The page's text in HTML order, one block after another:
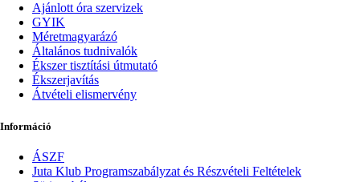
Ajánlott óra szervizek
GYIK
Méretmagyarázó
Általános tudnivalók
Ékszer tisztítási útmutató
Ékszerjavítás
Átvételi elismervény
Információ
ÁSZF
Juta Klub Programszabályzat és Részvételi Feltételek